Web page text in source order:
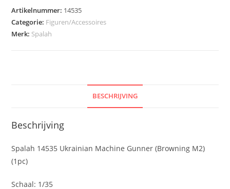
Machine
Gunner
(Browning
Artikelnummer: 14535
Categorie: Figuren/Accessoires
Merk: Spalah
BESCHRIJVING
Beschrijving
Spalah 14535 Ukrainian Machine Gunner (Browning M2)
(1pc)
Schaal: 1/35